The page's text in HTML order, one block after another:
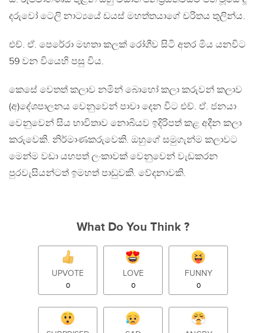
දරුවෝ ටෙලි නාට්‍යයේ ඩයස් මහත්තයාගේ චරිතය තුලින්ය.
එච්. ඒ. පෙරේරා මහතා කලක් රෝගීව සිටි අතර මිය යනවිට
59 වන වියෙහි පසු විය.
කෙසේ වෙතත් කලාව නමින් බොහෝ කලා කරුවන් කලාව
(අ)දේශපාලනය වෙනුවෙන් පාවා දෙන විට එච්. ඒ. ජනයා
වෙනුවෙන් සිය භාවිතාව නොබියව ඉදිරිපත් කළ අදීන කලා
කරුවෙකි. නිර්මාණකරුවෙකි. ඔහුගේ සමුගැන්ම කලාවට
මෙන්ම වඩා යහපත් ලංකාවක් වෙනුවෙන් වැඩකරන
පුරවැසියන්ටත් ඉමහත් පාඩුවකි. වේදනාවකි.
What Do You Think ?
UPVOTE
0
LOVE
0
FUNNY
0